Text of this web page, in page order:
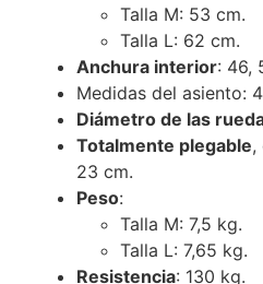
Talla M: 53 cm.
Talla L: 62 cm.
Anchura interior: 46,
Medidas del asiento:
Diámetro de las
Totalmente plegable,
23 cm.
Peso:
Talla M: 7,5 kg.
Talla L: 7,65 kg.
Resistencia: 130 kg.